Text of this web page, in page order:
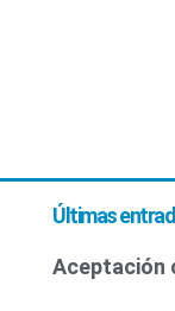
Últimas
Aceptación